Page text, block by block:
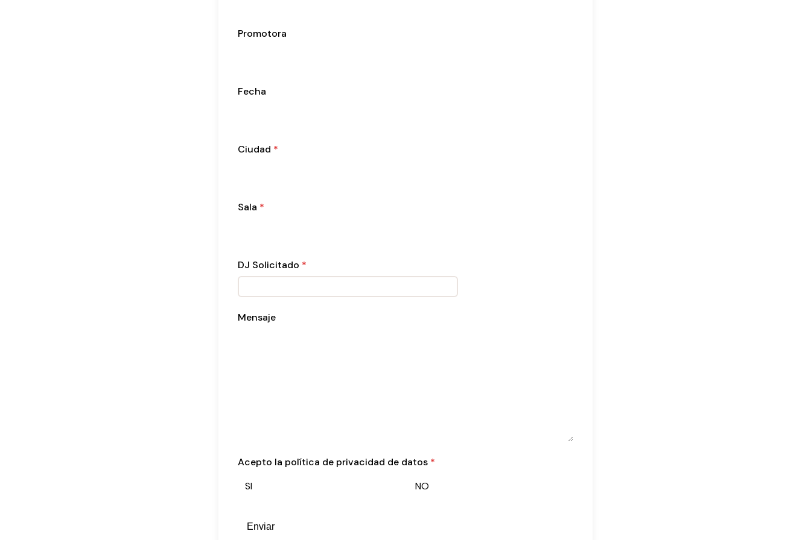
Promotora
Fecha
Ciudad *
Sala *
DJ Solicitado *
Mensaje
Acepto la política de privacidad de datos *
SI
NO
Enviar